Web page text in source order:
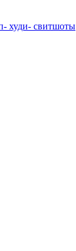
худи- свитшоты